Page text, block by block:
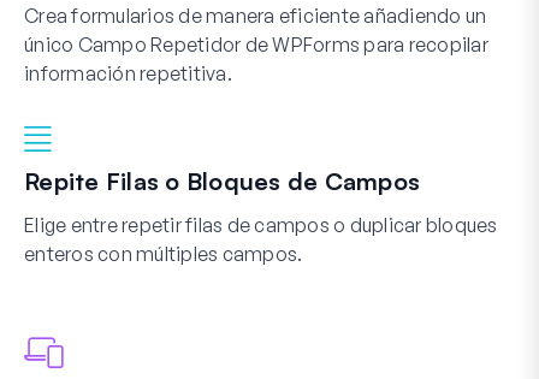
Crea formularios de manera eficiente añadiendo un
único Campo Repetidor de WPForms para recopilar
información repetitiva.
Repite Filas o Bloques de Campos
Elige entre repetir filas de campos o duplicar bloques
enteros con múltiples campos.